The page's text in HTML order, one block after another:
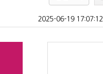
2025-06-19 17:07:12